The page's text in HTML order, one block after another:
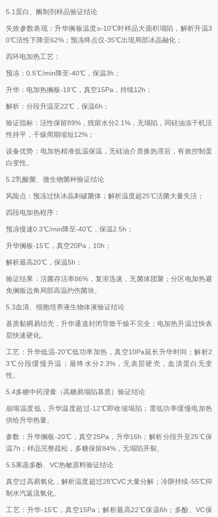
5.1蛋白、酶制剂样品验证结论
失效参数表现：升华搁板温度≥-10℃时样品大面积塌陷，解析升温3
0℃活性下降至62%；预冻终点仅-35℃出现局部冰晶融化；
四环电加热工艺：
预冻：0.5℃/min降至-40℃，保温3h；
升华：电加热搁板-18℃，真空15Pa，持续12h；
解析：分段升温至22℃，保温6h；
验证指标：活性保留89%，残留水分2.1%，无塌陷，同硅油冻干机活
性持平，干燥周期缩短12%；
设备优势：电加热精准低温保温，无硅油介质换热滞后，有效控制蛋
白变性。
5.2乳酸菌、微生物菌种验证结论
风险点：预冻过快冰晶刺破菌体；解析温度超25℃活菌大量失活；
四段电加热程序：
预冻慢速0.3℃/min降至-40℃，保温2.5h；
升华搁板-15℃，真空20Pa，10h；
解析最高20℃，保温5h；
验证结果：活菌存活率86%，复溶迅速，无菌体团聚；分区电加热避
免搁板边角局部高温灼伤菌块。
5.3血清、细胞培养液生物体液验证结论
基质黏稠易结壳，升华通道封闭导致干燥不完全；电加热升温过快表
层快速硬化。
工艺：升华低温-20℃低功率加热，真空10Pa延长升华时间；解析2
3℃分段缓慢升温；最终水分2.3%，无表层硬壳，血清蛋白无变
性。
5.4多糖中药浸膏（高糖易塌陷基质）验证结论
崩塌温度低，升华温度超过-12℃即收缩塌陷；需低功率缓慢电加热
供给升华热量。
参数：升华搁板-20℃，真空25Pa，升华16h；解析分段升至25℃保
温7h；样品完整疏松，多糖保留84%，无塌陷开裂。
5.5果蔬多酚、VC热敏原料验证结论
真空过高易氧化，解析温度超过28℃VC大量分解；冷阱持续-55℃抑
制水汽返流氧化。
工艺：升华-15℃，真空15Pa；解析最高22℃保温6h；多酚、VC保